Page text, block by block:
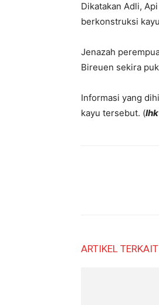
Dikatakan Adli,
berkonstruksi
Jenazah
Bireuen sekira
Informasi yang
kayu tersebut. (
ARTIKEL TERKAIT